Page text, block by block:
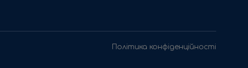
Політика конфіденційності